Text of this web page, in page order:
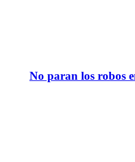
No paran los robos